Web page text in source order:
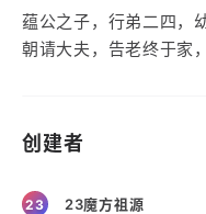
蕴公之子，行弟二四，
朝请大夫，告老终于家
创建者
23 23魔方祖源